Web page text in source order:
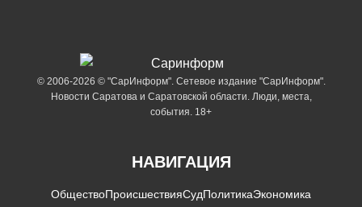
© 2006-2026 © "СарИнформ". Сетевое издание "СарИнформ".
Новости Саратова и Саратовской области. Люди, места,
события. 18+
НАВИГАЦИЯ
ОбществоПроисшествияСудПолитикаЭкономика